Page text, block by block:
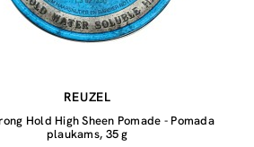
REUZEL
Hold High Sheen Pomade - Pomada
plaukams, 35 g